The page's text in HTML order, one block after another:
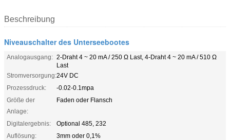
Beschreibung
Niveauschalter des Unterseebootes
Analogausgang: 2-Draht 4 ~ 20 mA / 250 Ω Last, 4-Draht 4 ~ 20 mA / 510 Ω
Last
Stromversorgung:24V DC
Prozessdruck:
-0.02-0.1mpa
Größe der
Anlage:
Faden oder Flansch
Digitalergebnis:
Optional 485, 232
Auflösung:
3mm oder 0,1%